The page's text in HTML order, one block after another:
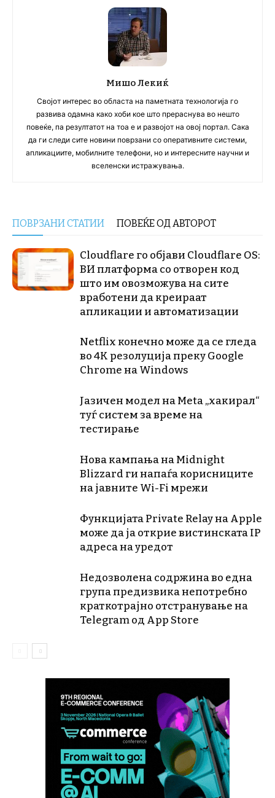
Мишо Лекиќ
Својот интерес во областа на паметната технологија го
развива одамна како хоби кое што прераснува во нешто
повеќе, па резултатот на тоа е и развојот на овој портал. Сака
да ги следи сите новини поврзани со оперативните системи,
апликациите, мобилните телефони, но и интересните научни и
вселенски истражувања.
ПОВРЗАНИ СТАТИИ ПОВЕЌЕ ОД АВТОРОТ
Cloudflare го објави Cloudflare OS:
ВИ платформа со отворен код
што им овозможува на сите
вработени да креираат
апликации и автоматизации
Netflix конечно може да се гледа
во 4K резолуција преку Google
Chrome на Windows
Јазичен модел на Meta „хакирал“
туѓ систем за време на
тестирање
Нова кампања на Midnight
Blizzard ги напаѓа корисниците
на јавните Wi-Fi мрежи
Функцијата Private Relay на Apple
може да ја открие вистинската IP
адреса на уредот
Недозволена содржина во една
група предизвика непотребно
краткотрајно отстранување на
Telegram од App Store